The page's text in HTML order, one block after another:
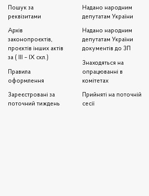
Пошук за
реквізитами
Архів
законопроєктів,
проєктів інших актів
за ( III – IX скл.)
Правила
оформлення
Зареєстровані за
поточний тиждень
Надано народним
депутатам України
Надано народним
депутатам України
документів до ЗП
Знаходяться на
опрацюванні в
комітетах
Прийняті на поточній
сесії